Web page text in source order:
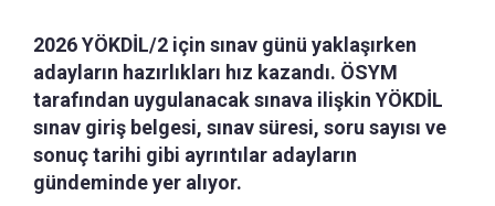
2026 YÖKDİL/2 için sınav günü yaklaşırken
adayların hazırlıkları hız kazandı. ÖSYM
tarafından uygulanacak sınava ilişkin YÖKDİL
sınav giriş belgesi, sınav süresi, soru sayısı ve
sonuç tarihi gibi ayrıntılar adayların
gündeminde yer alıyor.